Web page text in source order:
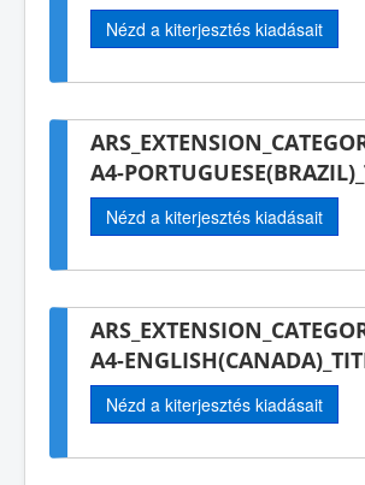
Nézd a kiterjesztés kiadásait
A4-
Nézd a kiterjesztés kiadásait
A4-
Nézd a kiterjesztés kiadásait